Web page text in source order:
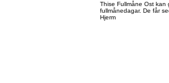
Thise Fullmåne Ost
fullmånedagar. De får
Hjerm